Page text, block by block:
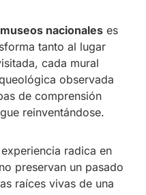
nacionales es
tanto al lugar
cada mural
observada
de comprensión
reinventándose.
radica en
preservan un pasado
raíces vivas de una